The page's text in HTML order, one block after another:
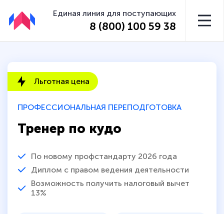
Единая линия для поступающих
8 (800) 100 59 38
ПРОФЕССИОНАЛЬНАЯ ПЕРЕПОДГОТОВКА
Тренер по кудо
По новому профстандарту 2026 года
Диплом с правом ведения деятельности
Возможность получить налоговый вычет
13%
Льготная цена